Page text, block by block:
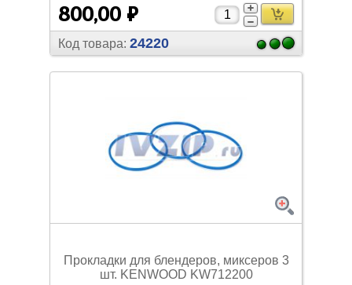
800,00 ₽
Код товара: 24220
Прокладки для блендеров, миксеров 3
шт. KENWOOD KW712200